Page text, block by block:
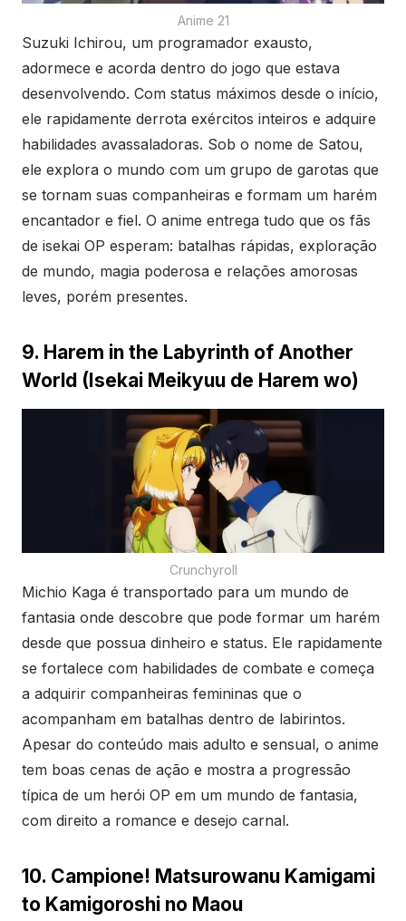
Anime 21
Suzuki Ichirou, um programador exausto,
adormece e acorda dentro do jogo que estava
desenvolvendo. Com status máximos desde o início,
ele rapidamente derrota exércitos inteiros e adquire
habilidades avassaladoras. Sob o nome de Satou,
ele explora o mundo com um grupo de garotas que
se tornam suas companheiras e formam um harém
encantador e fiel. O anime entrega tudo que os fãs
de isekai OP esperam: batalhas rápidas, exploração
de mundo, magia poderosa e relações amorosas
leves, porém presentes.
9. Harem in the Labyrinth of Another
World (Isekai Meikyuu de Harem wo)
Crunchyroll
Michio Kaga é transportado para um mundo de
fantasia onde descobre que pode formar um harém
desde que possua dinheiro e status. Ele rapidamente
se fortalece com habilidades de combate e começa
a adquirir companheiras femininas que o
acompanham em batalhas dentro de labirintos.
Apesar do conteúdo mais adulto e sensual, o anime
tem boas cenas de ação e mostra a progressão
típica de um herói OP em um mundo de fantasia,
com direito a romance e desejo carnal.
10. Campione! Matsurowanu Kamigami
to Kamigoroshi no Maou